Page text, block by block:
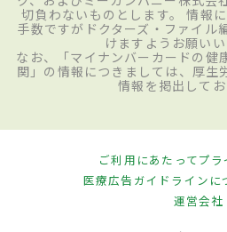
切負わないものとします。 情報
手数ですがドクターズ・ファイル
けますようお願いい
なお、「マイナンバーカードの健
関」の情報につきましては、厚生
情報を掲出してお
ご利用にあたってプ
医療広告ガイドラインに
運営会社